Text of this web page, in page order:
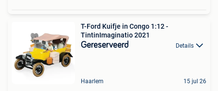
T-Ford Kuifje in Congo 1:12 -
TintinImaginatio 2021
Gereserveerd Details
Haarlem 15 jul 26